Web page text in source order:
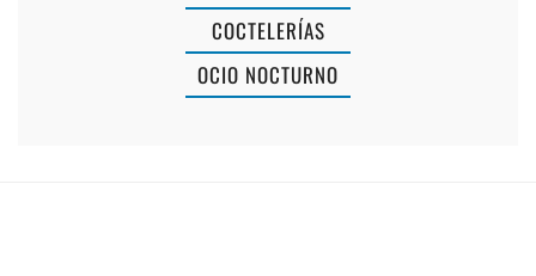
COCTELERÍAS
OCIO NOCTURNO
ROSA
FORMAGERIE